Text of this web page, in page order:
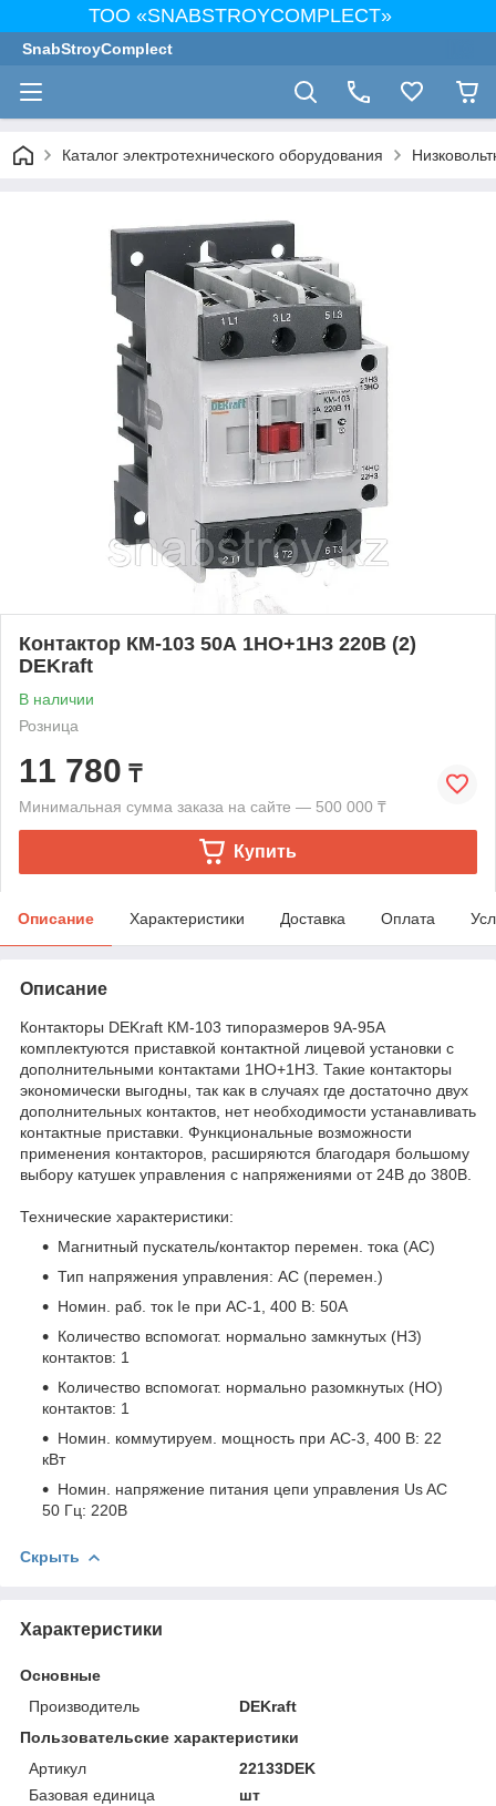
ТОО «SNABSTROYCOMPLECT»
SnabStroyComplect
Каталог электротехнического оборудования
Контактор КМ-103 50А 1НО+1НЗ 220В (2)
DEKraft
В наличии
Розница
11 780 ₸
Минимальная сумма заказа на сайте — 500 000 ₸
Купить
Описание Характеристики Доставка Оплата
Описание
Контакторы DEKraft КМ-103 типоразмеров 9А-95А
комплектуются приставкой контактной лицевой установки с
дополнительными контактами 1НО+1НЗ. Такие контакторы
экономически выгодны, так как в случаях где достаточно двух
дополнительных контактов, нет необходимости устанавливать
контактные приставки. Функциональные возможности
применения контакторов, расширяются благодаря большому
выбору катушек управления с напряжениями от 24В до 380В.
Технические характеристики:
Магнитный пускатель/контактор перемен. тока (AC)
Тип напряжения управления: AC (перемен.)
Номин. раб. ток Ie при AC-1, 400 В: 50А
Количество вспомогат. нормально замкнутых (НЗ)
контактов: 1
Количество вспомогат. нормально разомкнутых (НО)
контактов: 1
Номин. коммутируем. мощность при AC-3, 400 В: 22
кВт
Номин. напряжение питания цепи управления Us AC
50 Гц: 220В
Скрыть
Характеристики
Основные
Производитель
DEKraft
Пользовательские характеристики
Артикул
22133DEK
Базовая единица
шт